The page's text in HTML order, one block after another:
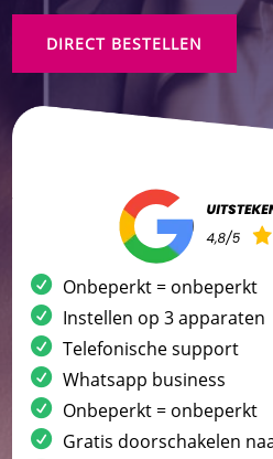
DIRECT BESTELLEN
Onbeperkt = onbeperkt
Instellen op 3 apparaten
Telefonische support
Whatsapp business
Onbeperkt = onbeperkt
Gratis doorschakelen